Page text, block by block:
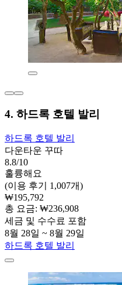
4. 하드록 호텔 발리
하드록 호텔 발리
다운타운 꾸따
8.8/10
훌륭해요
(이용 후기 1,007개)
₩195,792
총 요금: ₩236,908
세금 및 수수료 포함
8월 28일 ~ 8월 29일
하드록 호텔 발리